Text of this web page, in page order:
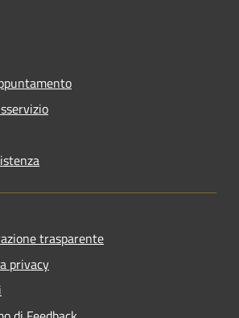
trasparente
privacy